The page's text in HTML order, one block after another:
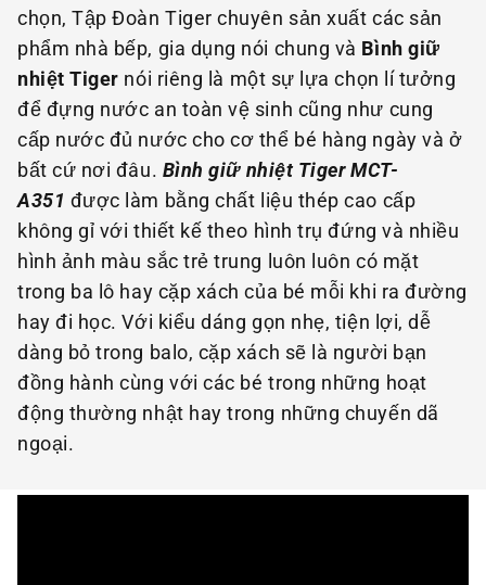
chọn, Tập Đoàn Tiger chuyên sản xuất các sản
phẩm nhà bếp, gia dụng nói chung và Bình giữ
nhiệt Tiger nói riêng là một sự lựa chọn lí tưởng
để đựng nước an toàn vệ sinh cũng như cung
cấp nước đủ nước cho cơ thể bé hàng ngày và ở
bất cứ nơi đâu. Bình giữ nhiệt Tiger MCT-
A351 được làm bằng chất liệu thép cao cấp
không gỉ với thiết kế theo hình trụ đứng và nhiều
hình ảnh màu sắc trẻ trung luôn luôn có mặt
trong ba lô hay cặp xách của bé mỗi khi ra đường
hay đi học. Với kiểu dáng gọn nhẹ, tiện lợi, dễ
dàng bỏ trong balo, cặp xách sẽ là người bạn
đồng hành cùng với các bé trong những hoạt
động thường nhật hay trong những chuyến dã
ngoại.